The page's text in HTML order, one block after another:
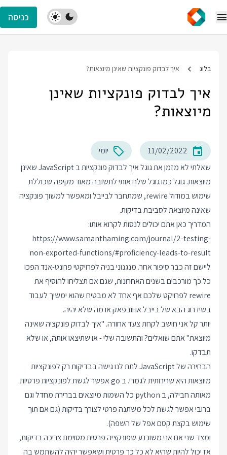
כניסה
בלוג איך לבדוק פונקציות שאינן מיוצאות?
איך לבדוק פונקציות שאינן
מיוצאות?
11/02/2022
יומי
שאלתי לא מזמן את גוגל איך לבדוק פונקציות ב JavaScript שאינן
מיוצאות. גוגל כמו גוגל שלח אותי לתשובה מאוד מקיפה שכוללת
שימוש במודול rewire, שמתחבר לבייבל ומאפשר למשוך פונקציה
שאינה מיוצאת לסביבת בדיקות.
המדריך כאן אתם יכולים לנסות לקרוא אותו:
https://www.samanthaming.com/journal/2-testing-
non-exported-functions/#proficiency-leads-to-result
ליישם זה כבר סיפור אחר. מנגנוני בניה לפרויקטי פרונט-אנד הפכו
כל כך מורכבים בשנים האחרונות, שגם אם תצליחו להוסיף את
rewire לפרויקט שלכם אף אחד לא מבטיח שהוא ימשיך לעבוד
בשידרוג הבא של בייבל או וובפאק או מה שלא יהיה.
יותר קל אני חושב לקחת צעד אחורה. "איך לבדוק פונקציה שאינה
מיוצאת" אתם שואלים? והתשובה שלי - או שתיצאו אותה, או שלא
תבדקו.
הבחירה של JavaScript לתת לנו גישה בבדיקות רק לפונקציות
מיוצאות היא שרירותית לגמרי. ב go אפשר לגשת לפונקציות פרטיות
מאותה חבילה, ב python כל השמות מיוצאים בברירת מחדל וגם
ברובי אפשר לגשת לכל משתנה פרטי לצורך בדיקות (גם אם תוך
שימוש בקצת קסם אפל של השפה).
ומצד שני אם אני משוכנע שפונקציה פרטית מסוימת צריכה בדיקות,
אז יכול להיות שהיא לא כל כך פרטית ושאפשר יהיה להשתמש בה